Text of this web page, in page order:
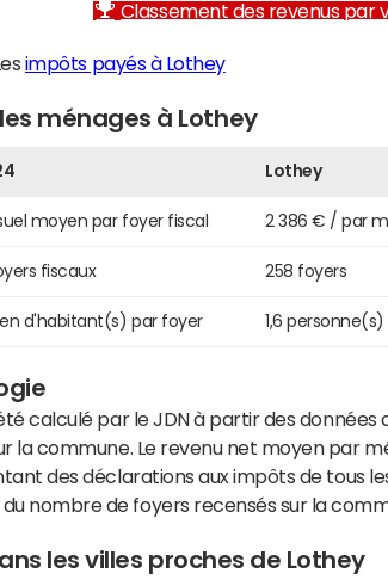
Classement des revenus par
impôts payés à Lothey
ménages à Lothey
Lothey
moyen par foyer fiscal 2 386 € / par
fiscaux 258 foyers
d'habitant(s) par foyer 1,6 personne(s)
calculé par le JDN à partir des données
la commune. Le revenu net moyen par
des déclarations aux impôts de tous
nombre de foyers recensés sur la
les villes proches de Lothey